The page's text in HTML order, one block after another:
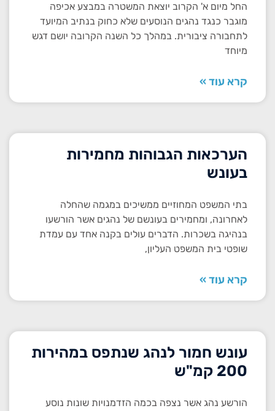
החל מיום א' הקרוב יוצאת המשטרה במבצע אכיפה
מוגבר כנגד נהגים הנוסעים שלא כחוק בנתיב המיועד
לתחבורה ציבורית. במהלך כל השנה הקרובה יושם דגש
מיוחד
קרא עוד »
הערכאות הגבוהות מחמירות
בעונש
בתי המשפט המחוזיים ממשיכים במגמה שהחלה
לאחרונה, ומחמירים בעונשם של נהגים אשר הורשעו
בנהיגה בשכרות. הדברים עולים בקנה אחד עם עמדת
שופטי בית המשפט העליון,
קרא עוד »
עונש חמור לנהג שנתפס במהירות
200 קמ"ש
הורשע נהג אשר נצפה בכמה הזדמנויות שונות נוסע